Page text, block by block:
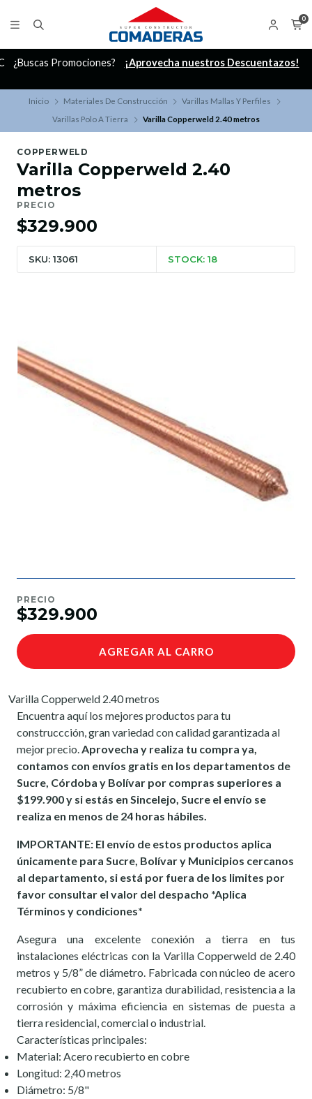
0
¿Buscas Promociones? ¡Aprovecha nuestros Descuentazos!
Inicio Materiales De Construcción
Varillas Mallas Y Perfiles
Varillas Polo A Tierra
Varilla Copperweld 2.40 metros
COPPERWELD
Varilla Copperweld 2.40
metros
PRECIO
$329.900
SKU: 13061 STOCK: 18
PRECIO
$329.900
AGREGAR AL CARRO
Varilla Copperweld 2.40 metros
Encuentra aquí los mejores productos para tu
construccción, gran variedad con calidad garantizada al
mejor precio.Aprovecha y realiza tu compra ya,
contamos con envíos gratis en los departamentos de
Sucre, Córdoba y Bolívar por compras superiores a
$199.900 y si estás en Sincelejo, Sucre el envío se
realiza en menos de 24 horas hábiles.
IMPORTANTE: El envío de estos productos aplica
únicamente para Sucre, Bolívar y Municipios cercanos
al departamento, si está por fuera de los limites por
favor consultar el valor del despacho *Aplica
Términos y condiciones*
Asegura una excelente conexión a tierra en tus
instalaciones eléctricas con la Varilla Copperweld de 2.40
metros y 5/8” de diámetro. Fabricada con núcleo de acero
recubierto en cobre, garantiza durabilidad, resistencia a la
corrosión y máxima eficiencia en sistemas de puesta a
tierra residencial, comercial o industrial.
Características principales:
Material: Acero recubierto en cobre
Longitud: 2,40 metros
Diámetro: 5/8"